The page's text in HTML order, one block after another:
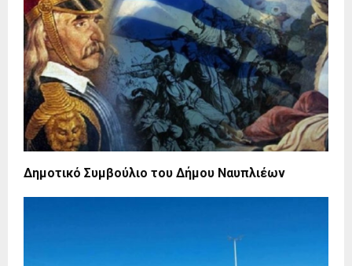
Δημοτικό Συμβούλιο του Δήμου Ναυπλιέων